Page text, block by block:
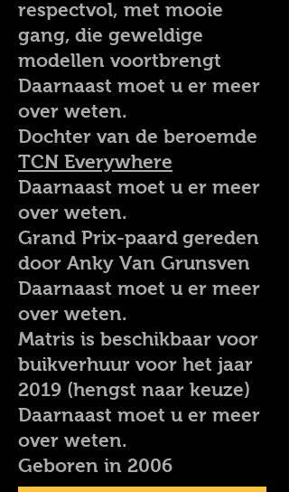
respectvol, met mooie
gang, die geweldige
modellen voortbrengt
Daarnaast moet u er meer
over weten.
Dochter van de beroemde
TCN Everywhere
Daarnaast moet u er meer
over weten.
Grand Prix-paard gereden
door Anky Van Grunsven
Daarnaast moet u er meer
over weten.
Matris is beschikbaar voor
buikverhuur voor het jaar
2019 (hengst naar keuze)
Daarnaast moet u er meer
over weten.
Geboren in 2006